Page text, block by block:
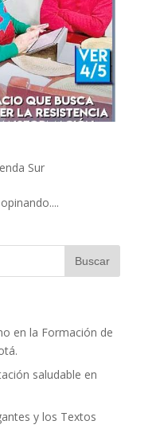
Sur
en la Formación de
saludable en
y los Textos